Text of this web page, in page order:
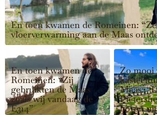
En toen kwamen de Romeinen:
vloerverwarming aan de Maas
En toen kwamen de
Romeinen: “Zij
gebruikten de Maas
zoals wij vandaag de
E314”
Zo mooi
Maas:
boven